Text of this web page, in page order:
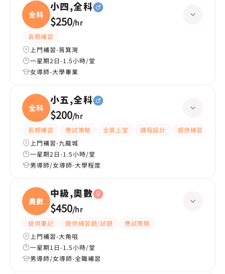
全科
小四,全科
$250/hr
長期補習
上門補習-筲箕灣
一星期2日-1.5小時/堂
女導師-大學畢業
全科
小五,全科
$200/hr
長期補習 應試策略 全英上堂 課程設計
提供練習題/試題
上門補習-九龍城
一星期2日-1.5小時/堂
男導師/女導師-大學程度
奧數
中級,奧數
$450/hr
提供筆記 提供練習題/試題
應試策略
上門補習-大角咀
一星期1日-1.5小時/堂
男導師/女導師-全職補習